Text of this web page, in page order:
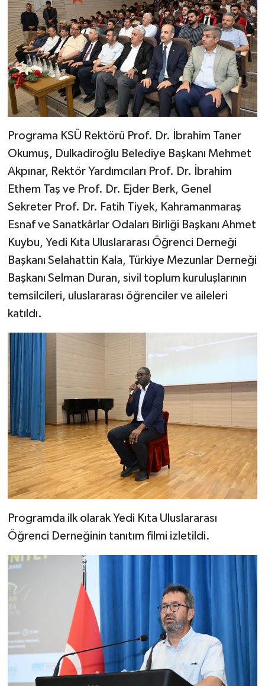
Programa KSÜ Rektörü Prof. Dr. İbrahim Taner
Okumuş, Dulkadiroğlu Belediye Başkanı Mehmet
Akpınar, Rektör Yardımcıları Prof. Dr. İbrahim
Ethem Taş ve Prof. Dr. Ejder Berk, Genel
Sekreter Prof. Dr. Fatih Tiyek, Kahramanmaraş
Esnaf ve Sanatkârlar Odaları Birliği Başkanı Ahmet
Kuybu, Yedi Kıta Uluslararası Öğrenci Derneği
Başkanı Selahattin Kala, Türkiye Mezunlar Derneği
Başkanı Selman Duran, sivil toplum kuruluşlarının
temsilcileri, uluslararası öğrenciler ve aileleri
katıldı.
Programda ilk olarak Yedi Kıta Uluslararası
Öğrenci Derneğinin tanıtım filmi izletildi.